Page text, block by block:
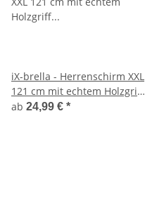
iX-brella - Herrenschirm XXL
121 cm mit echtem Holzgriff
und Auf-Zu-Automatik
ab 24,99 € *